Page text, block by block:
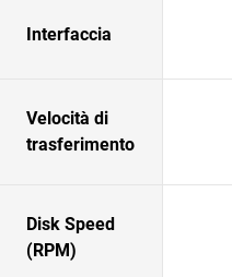
Interfaccia
Velocità di
trasferimento
Disk Speed
(RPM)